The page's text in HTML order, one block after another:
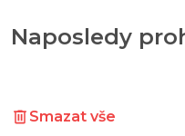
Naposledy
Smazat vše